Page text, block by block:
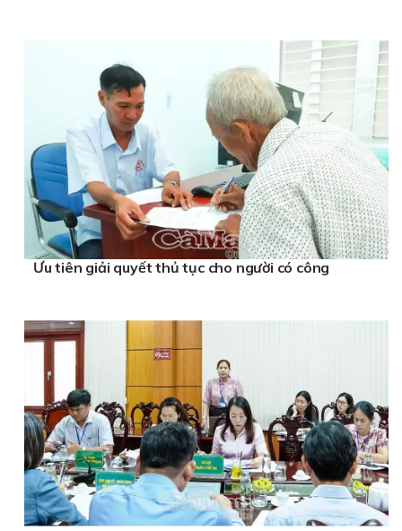
Ưu tiên giải quyết thủ tục cho người có công